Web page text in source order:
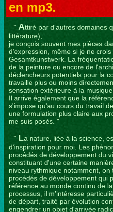
en mp3.
" Attiré par d'autres domaines
littérature),
je conçois souvent mes pièces
d'expression, même si je ne
Gesamtkunstwerk. La
de la peinture ou encore de
déclencheurs potentiels pour la
travaille plus ou moins
sensation extérieure à la musique.
Il arrive également que la
s'impose qu'au cours du travail
une formulation plus claire aux
me suis posés. "
" La nature, liée à la science,
d'inspiration pour moi. Les
procédés de développement du
constituant d'une certaine
niveau rythmique notamment,
procédés de développement qui
référence au monde continu de
processus, il m'intéresse
de départ, traité par évolution
engendrer un objet d'arrivée